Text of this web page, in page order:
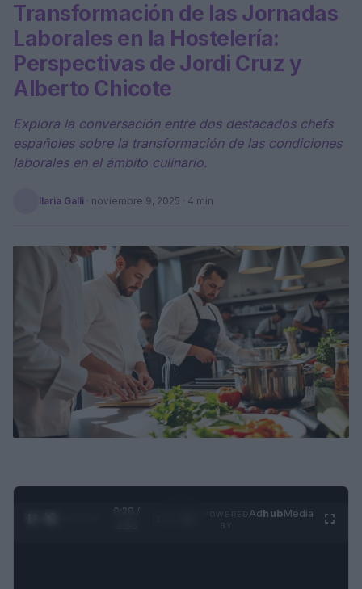
Transformación de las Jornadas
Laborales en la Hostelería:
Perspectivas de Jordi Cruz y
Alberto Chicote
Explora la conversación entre dos destacados chefs
españoles sobre la transformación de las condiciones
laborales en el ámbito culinario.
Ilaria Galli · noviembre 9, 2025 · 4 min
0:29 /
AdhubMedia